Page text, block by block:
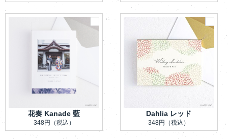
花奏 Kanade 藍
348円 （税込）
Dahlia レッド
348円 （税込）